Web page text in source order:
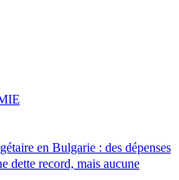
en Bulgarie : des dépenses
dette record, mais aucune